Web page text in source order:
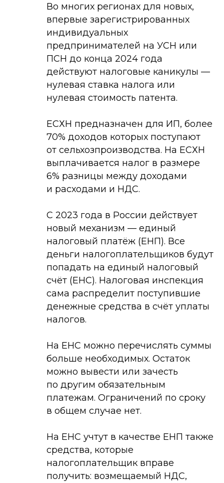
Во многих регионах для новых,
впервые зарегистрированных
индивидуальных
предпринимателей на УСН или
ПСН до конца 2024 года
действуют налоговые каникулы —
нулевая ставка налога или
нулевая стоимость патента.
ЕСХН предназначен для ИП, более
70% доходов которых поступают
от сельхозпроизводства. На ЕСХН
выплачивается налог в размере
6% разницы между доходами
и расходами и НДС.
С 2023 года в России действует
новый механизм — единый
налоговый платёж (ЕНП). Все
деньги налогоплательщиков будут
попадать на единый налоговый
счёт (ЕНС). Налоговая инспекция
сама распределит поступившие
денежные средства в счёт уплаты
налогов.
На ЕНС можно перечислять суммы
больше необходимых. Остаток
можно вывести или зачесть
по другим обязательным
платежам. Ограничений по сроку
в общем случае нет.
На ЕНС учтут в качестве ЕНП также
средства, которые
налогоплательщик вправе
получить: возмещаемый НДС,